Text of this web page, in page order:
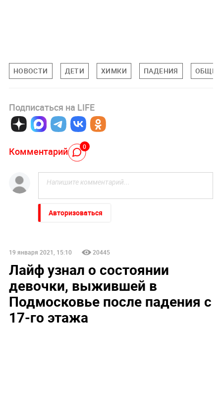
НОВОСТИ ДЕТИ ХИМКИ ПАДЕНИЯ
Подписаться на LIFE
Комментарий 0
Авторизоваться
19 января 2021, 15:10 20445
Лайф узнал о состоянии
девочки, выжившей в
Подмосковье после падения с
17-го этажа